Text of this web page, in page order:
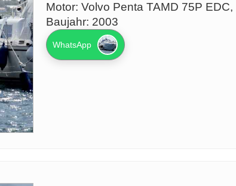
Motor: Volvo Penta TAMD 75P
Baujahr: 2003
WhatsApp